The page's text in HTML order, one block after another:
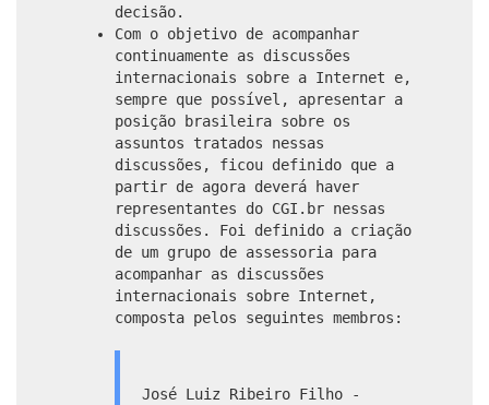
decisão.
Com o objetivo de acompanhar
continuamente as discussões
internacionais sobre a Internet e,
sempre que possível, apresentar a
posição brasileira sobre os
assuntos tratados nessas
discussões, ficou definido que a
partir de agora deverá haver
representantes do CGI.br nessas
discussões. Foi definido a criação
de um grupo de assessoria para
acompanhar as discussões
internacionais sobre Internet,
composta pelos seguintes membros:
José Luiz Ribeiro Filho -